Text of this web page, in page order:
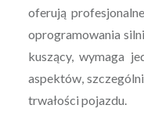
oferują
oprogramowania
kuszący, wymaga
aspektów,
trwałości pojazdu.